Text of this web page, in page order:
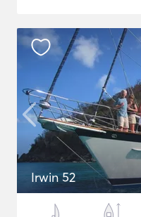
Irwin 52